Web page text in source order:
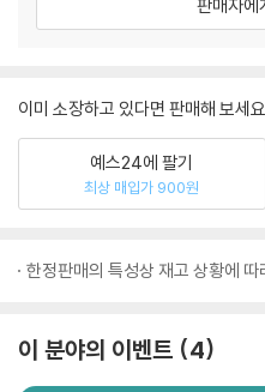
판매자에
이미 소장하고 있다면 판매해 보세
예스24에 팔기
최상 매입가 900원
한정판매의 특성상 재고 상황에 따
이 분야의 이벤트 4